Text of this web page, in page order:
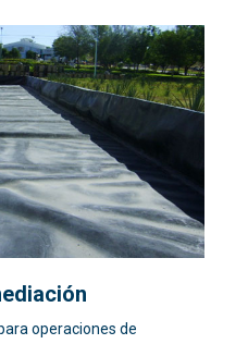
operaciones de